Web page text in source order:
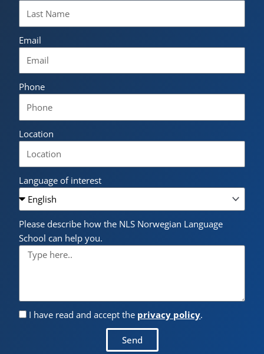
Email
Phone
Location
Language of interest
Please describe how the NLS Norwegian Language
School can help you.
I have read and accept the privacy policy.
Send